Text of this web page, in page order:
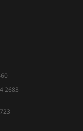
2683